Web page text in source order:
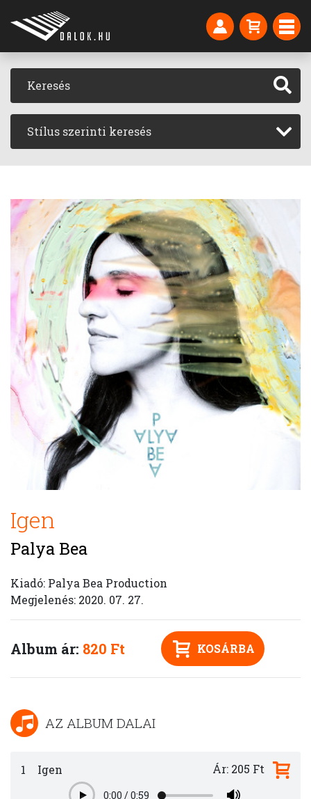
Stílus szerinti keresés
Igen
Palya Bea
Kiadó: Palya Bea Production
Megjelenés: 2020. 07. 27.
Album ár: 820 Ft KOSÁRBA
AZ ALBUM DALAI
1 Igen
0:00 /0:59
Ár: 205 Ft